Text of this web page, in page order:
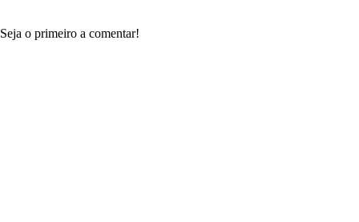
Seja o primeiro a comentar!